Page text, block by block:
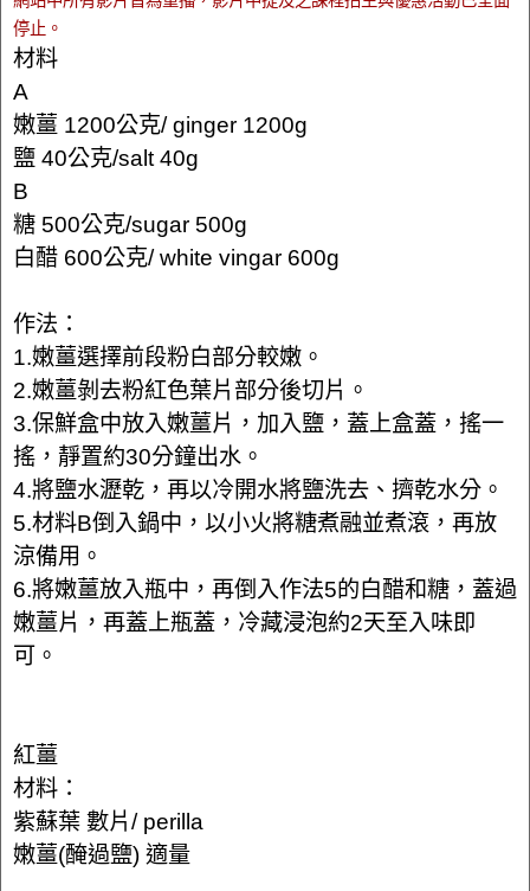
停止。
材料
A
嫩薑 1200公克/ ginger 1200g
鹽 40公克/salt 40g
B
糖 500公克/sugar 500g
白醋 600公克/ white vingar 600g
作法：
1.嫩薑選擇前段粉白部分較嫩。
2.嫩薑剝去粉紅色葉片部分後切片。
3.保鮮盒中放入嫩薑片，加入鹽，蓋上盒蓋，搖一
搖，靜置約30分鐘出水。
4.將鹽水瀝乾，再以冷開水將鹽洗去、擠乾水分。
5.材料B倒入鍋中，以小火將糖煮融並煮滾，再放
涼備用。
6.將嫩薑放入瓶中，再倒入作法5的白醋和糖，蓋過
嫩薑片，再蓋上瓶蓋，冷藏浸泡約2天至入味即
可。
紅薑
材料：
紫蘇葉 數片/ perilla
嫩薑(醃過鹽) 適量